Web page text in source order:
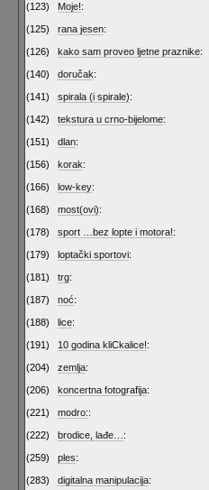
(123) Moje!:
(125) rana jesen:
(126) kako sam proveo ljetne praznike:
(140) doručak:
(141) spirala (i spirale):
(142) tekstura u crno-bijelome:
(151) dlan:
(156) korak:
(166) low-key:
(168) most(ovi):
(178) sport …bez lopte i motora!:
(179) loptački sportovi:
(181) trg:
(187) noć:
(188) lice:
(191) 10 godina kliCkalice!:
(204) zemlja:
(206) koncertna fotografija:
(221) modro::
(222) brodice, lađe… :
(259) ples:
(283) digitalna manipulacija: